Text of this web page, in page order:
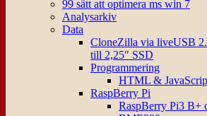
99 sätt att optimera ms win 7
Analysarkiv
Data
CloneZilla via liveUSB
till 2,25″ SSD
Programmering
HTML &
RaspBerry Pi
RaspBerry Pi3 B+